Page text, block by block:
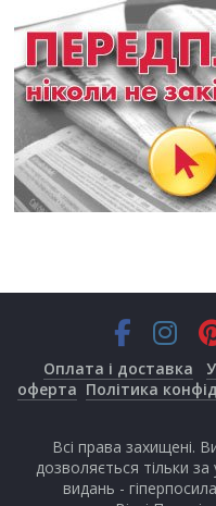
Оплата і доставка
оферта Політика
Всі права захищені.
дозволяється тільки
видань -